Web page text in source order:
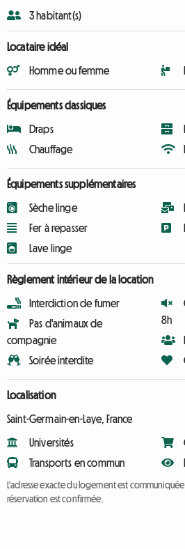
3 habitant(s)
Locataire idéal
Homme ou femme
Équipements classiques
Draps
Chauffage
Équipements supplémentaires
Sèche linge
Fer à repasser
Lave linge
Règlement intérieur de la location
Interdiction de fumer
Pas d'animaux de
compagnie
Soirée interdite
8h
Localisation
Saint-Germain-en-Laye, France
Universités
Transports en commun
L'adresse exacte du logement est
réservation est confirmée.